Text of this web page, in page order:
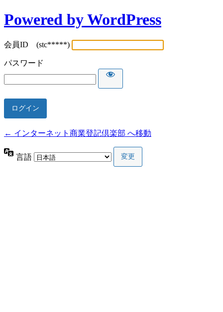
Powered by WordPress
会員ID (stc*****)
パスワード
← インターネット商業登記倶楽部 へ移動
言語